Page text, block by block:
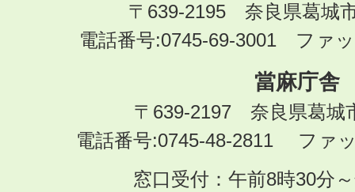
〒639-2195 奈良県葛城
電話番号:0745-69-3001 ファ
當麻庁舎
〒639-2197 奈良県葛城
電話番号:0745-48-2811 ファ
窓口受付：午前8時30分